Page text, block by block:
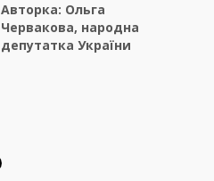
Авторка: Ольга
Червакова, народна
депутатка України